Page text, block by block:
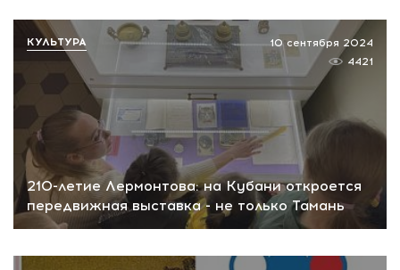
210-летие Лермонтова: на Кубани откроется
передвижная выставка - не только Тамань
10 сентября 2024
4421
КУЛЬТУРА